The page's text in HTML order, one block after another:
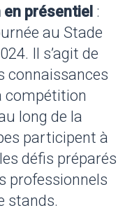
présentiel :
au Stade
Il s’agit de
connaissances
compétition
long de la
participent à
défis préparés
professionnels
stands.